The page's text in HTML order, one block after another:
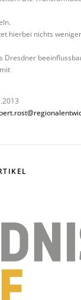
hierbei nichts
Dresdner